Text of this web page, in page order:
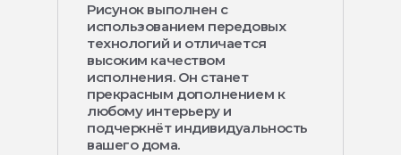
Рисунок выполнен с
использованием передовых
технологий и отличается
высоким качеством
исполнения. Он станет
прекрасным дополнением к
любому интерьеру и
подчеркнёт индивидуальность
вашего дома.